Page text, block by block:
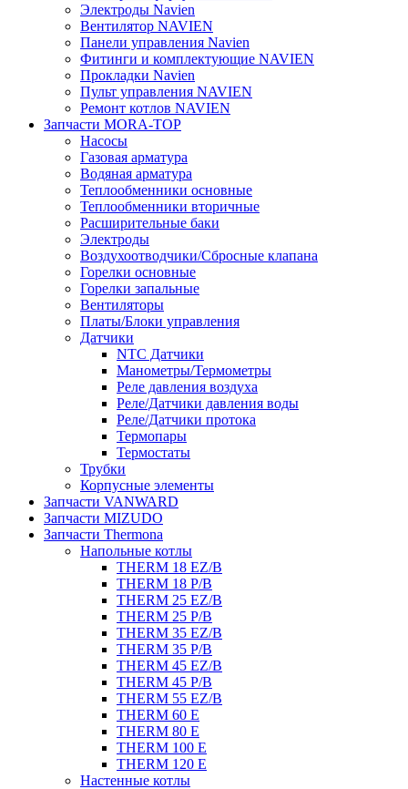
Электроды Navien
Вентилятор NAVIEN
Панели управления Navien
Фитинги и комплектующие NAVIEN
Прокладки Navien
Пульт управления NAVIEN
Ремонт котлов NAVIEN
Запчасти MORA-TOP
Насосы
Газовая арматура
Водяная арматура
Теплообменники основные
Теплообменники вторичные
Расширительные баки
Электроды
Воздухоотводчики/Сбросные клапана
Горелки основные
Горелки запальные
Вентиляторы
Платы/Блоки управления
Датчики
NTC Датчики
Манометры/Термометры
Реле давления воздуха
Реле/Датчики давления воды
Реле/Датчики протока
Термопары
Термостаты
Трубки
Корпусные элементы
Запчасти VANWARD
Запчасти MIZUDO
Запчасти Thermona
Напольные котлы
THERM 18 EZ/B
THERM 18 P/B
THERM 25 EZ/B
THERM 25 P/B
THERM 35 EZ/B
THERM 35 P/B
THERM 45 EZ/B
THERM 45 P/B
THERM 55 EZ/B
THERM 60 E
THERM 80 E
THERM 100 E
THERM 120 E
Настенные котлы